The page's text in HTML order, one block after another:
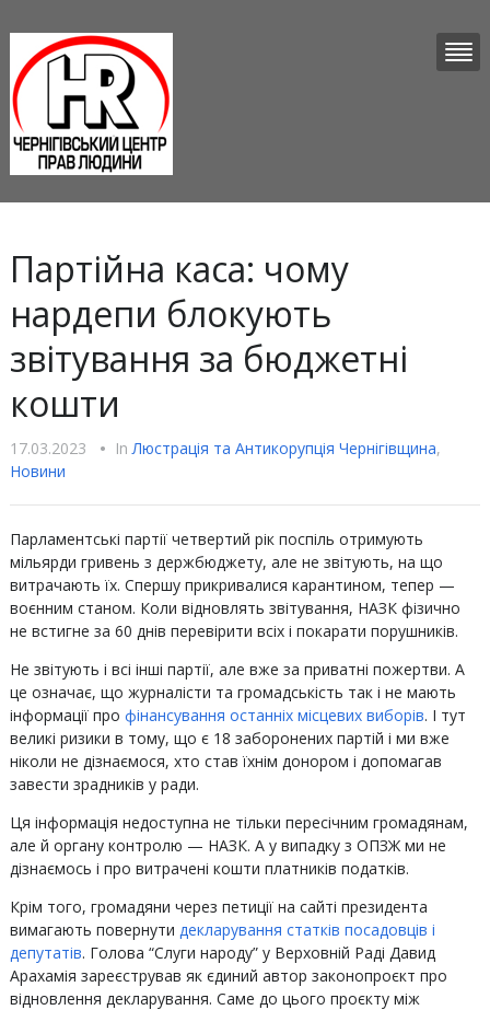
Партійна каса: чому
нардепи блокують
звітування за бюджетні
кошти
17.03.2023 • InЛюстрацiя та Антикорупцiя Чернігівщина,
Новини
Парламентські партії четвертий рік поспіль отримують
мільярди гривень з держбюджету, але не звітують, на що
витрачають їх. Спершу прикривалися карантином, тепер —
воєнним станом. Коли відновлять звітування, НАЗК фізично
не встигне за 60 днів перевірити всіх і покарати порушників.
Не звітують і всі інші партії, але вже за приватні пожертви. А
це означає, що журналісти та громадськість так і не мають
інформації про фінансування останніх місцевих виборів. І тут
великі ризики в тому, що є 18 заборонених партій і ми вже
ніколи не дізнаємося, хто став їхнім донором і допомагав
завести зрадників у ради.
Ця інформація недоступна не тільки пересічним громадянам,
але й органу контролю — НАЗК. А у випадку з ОПЗЖ ми не
дізнаємось і про витрачені кошти платників податків.
Крім того, громадяни через петиції на сайті президента
вимагають повернути декларування статків посадовців і
депутатів. Голова “Слуги народу” у Верховній Раді Давид
Арахамія зареєстрував як єдиний автор законопроєкт про
відновлення декларування. Саме до цього проєкту між